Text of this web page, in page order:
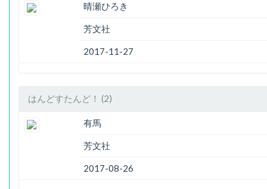
晴瀬ひろき
芳文社
2017-11-27
はんどすたんど！ (2)
有馬
芳文社
2017-08-26